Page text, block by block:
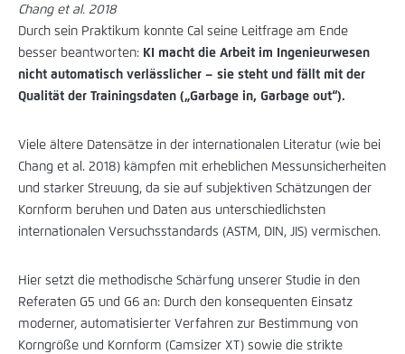
Chang et al. 2018
Durch sein Praktikum konnte Cal seine Leitfrage am Ende
besser beantworten: KI macht die Arbeit im Ingenieurwesen
nicht automatisch verlässlicher – sie steht und fällt mit der
Qualität der Trainingsdaten („Garbage in, Garbage out“).
Viele ältere Datensätze in der internationalen Literatur (wie bei
Chang et al. 2018) kämpfen mit erheblichen Messunsicherheiten
und starker Streuung, da sie auf subjektiven Schätzungen der
Kornform beruhen und Daten aus unterschiedlichsten
internationalen Versuchsstandards (ASTM, DIN, JIS) vermischen.
Hier setzt die methodische Schärfung unserer Studie in den
Referaten G5 und G6 an: Durch den konsequenten Einsatz
moderner, automatisierter Verfahren zur Bestimmung von
Korngröße und Kornform (Camsizer XT) sowie die strikte